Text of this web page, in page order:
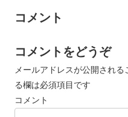
コメント
コメントをどうぞ
メールアドレスが公開される
る欄は必須項目です
コメント